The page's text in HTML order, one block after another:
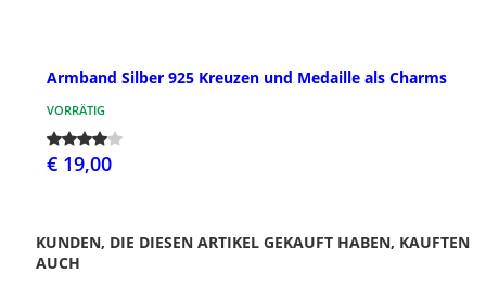
Armband Silber 925 Kreuzen und Medaille als Charms
VORRÄTIG
€ 19,00
KUNDEN, DIE DIESEN ARTIKEL GEKAUFT HABEN, KAUFTEN
AUCH